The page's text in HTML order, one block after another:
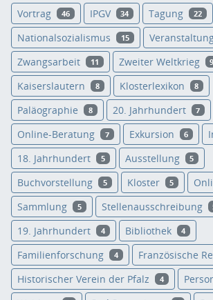
Vortrag 46 IPGV 34 Tagung 22
Nationalsozialismus 15
Zwangsarbeit 11 Zweiter Weltkrieg 9
Kaiserslautern 8 Klosterlexikon 8
Paläographie 8 20. Jahrhundert 7
Online-Beratung 7 Exkursion 6
18. Jahrhundert 5 Ausstellung 5
Buchvorstellung 5 Kloster 5
Sammlung 5 Stellenausschreibung
19. Jahrhundert 4 Bibliothek 4
Familienforschung 4 Französische
Historischer Verein der Pfalz 4